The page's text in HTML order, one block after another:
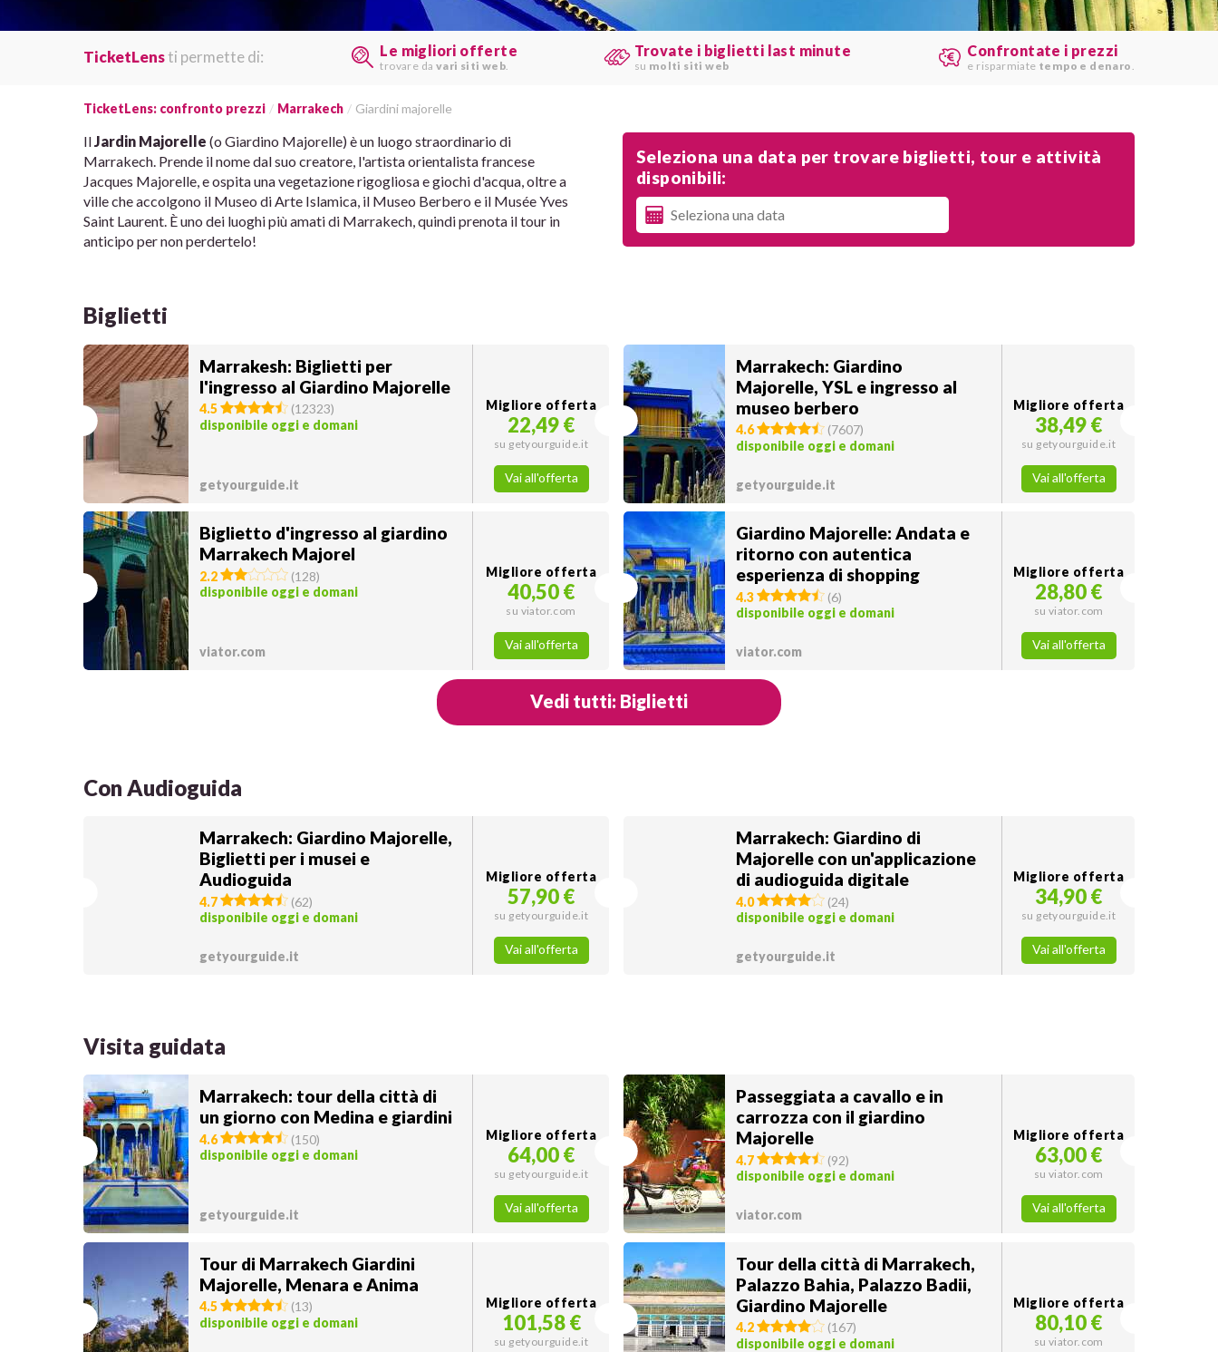
TicketLensti permette di: Le migliori offerte
trovare da vari siti web
Trovate i biglietti last minute
su molti siti web
Confrontate i prezzi
e risparmiate tempo e denaro
TicketLens: confronto prezzi Marrakech Giardini majorelle
Il Jardin Majorelle (o Giardino Majorelle) è un luogo straordinario di
Marrakech. Prende il nome dal suo creatore, l'artista orientalista francese
Jacques Majorelle, e ospita una vegetazione rigogliosa e giochi d'acqua, oltre a
ville che accolgono il Museo di Arte Islamica, il Museo Berbero e il Musée Yves
Saint Laurent. È uno dei luoghi più amati di Marrakech, quindi prenota il tour in
anticipo per non perdertelo!
Seleziona una data per trovare biglietti, tour e attività
disponibili:
Biglietti
Marrakesh: Biglietti per
l'ingresso al Giardino Majorelle
4.5 (12323)
disponibile oggi e domani
getyourguide.it
Migliore offerta
22,49 €
su getyourguide.it
Vai all'offerta
Marrakech: Giardino
Majorelle, YSL e ingresso al
museo berbero
4.6 (7607)
disponibile oggi e domani
getyourguide.it
Migliore offerta
38,49 €
su getyourguide.it
Vai all'offerta
Biglietto d'ingresso al giardino
Marrakech Majorel
2.2 (128)
disponibile oggi e domani
viator.com
Migliore offerta
40,50 €
su viator.com
Vai all'offerta
Giardino Majorelle: Andata e
ritorno con autentica
esperienza di shopping
4.3 (6)
disponibile oggi e domani
viator.com
Migliore offerta
28,80 €
su viator.com
Vai all'offerta
Vedi tutti: Biglietti
Con Audioguida
Marrakech: Giardino Majorelle,
Biglietti per i musei e
Audioguida
4.7 (62)
disponibile oggi e domani
getyourguide.it
Migliore offerta
57,90 €
su getyourguide.it
Vai all'offerta
Marrakech: Giardino di
Majorelle con un'applicazione
di audioguida digitale
4.0 (24)
disponibile oggi e domani
getyourguide.it
Migliore offerta
34,90 €
su getyourguide.it
Vai all'offerta
Visita guidata
Marrakech: tour della città di
un giorno con Medina e giardini
4.6 (150)
disponibile oggi e domani
getyourguide.it
Migliore offerta
64,00 €
su getyourguide.it
Vai all'offerta
Passeggiata a cavallo e in
carrozza con il giardino
Majorelle
4.7 (92)
disponibile oggi e domani
viator.com
Migliore offerta
63,00 €
su viator.com
Vai all'offerta
Tour di Marrakech Giardini
Majorelle, Menara e Anima
4.5 (13)
disponibile oggi e domani
Migliore offerta
101,58 €
su getyourguide.it
Tour della città di Marrakech,
Palazzo Bahia, Palazzo Badii,
Giardino Majorelle
4.2 (167)
disponibile oggi e domani
Migliore offerta
80,10 €
su viator.com